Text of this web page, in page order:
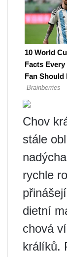
Chov
stále
rychle
dietní
chová
králíků.